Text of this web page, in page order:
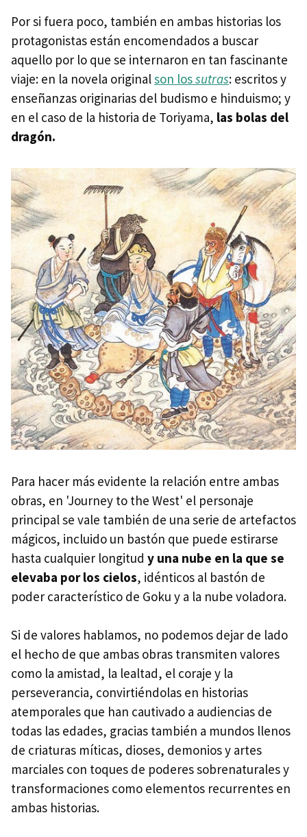
Por si fuera poco, también en ambas historias los
protagonistas están encomendados a buscar
aquello por lo que se internaron en tan fascinante
viaje: en la novela originalson lossutras: escritos y
enseñanzas originarias del budismo e hinduismo; y
en el caso de la historia de Toriyama, las bolas del
dragón.
Para hacer más evidente la relación entre ambas
obras, en 'Journey to the West' el personaje
principal se vale también de una serie de artefactos
mágicos, incluido un bastón que puede estirarse
hasta cualquier longitud y una nube en la que se
elevaba por los cielos, idénticos al bastón de
poder característico de Goku y a la nube voladora.
Si de valores hablamos, no podemos dejar de lado
el hecho de que ambas obras transmiten valores
como la amistad, la lealtad, el coraje y la
perseverancia, convirtiéndolas en historias
atemporales que han cautivado a audiencias de
todas las edades, gracias también a mundos llenos
de criaturas míticas, dioses, demonios y artes
marciales con toques de poderes sobrenaturales y
transformaciones como elementos recurrentes en
ambas historias.